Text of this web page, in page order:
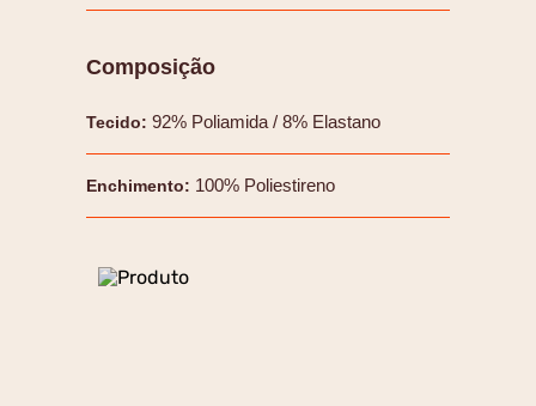
Composição
Tecido: 92% Poliamida / 8% Elastano
Enchimento: 100% Poliestireno